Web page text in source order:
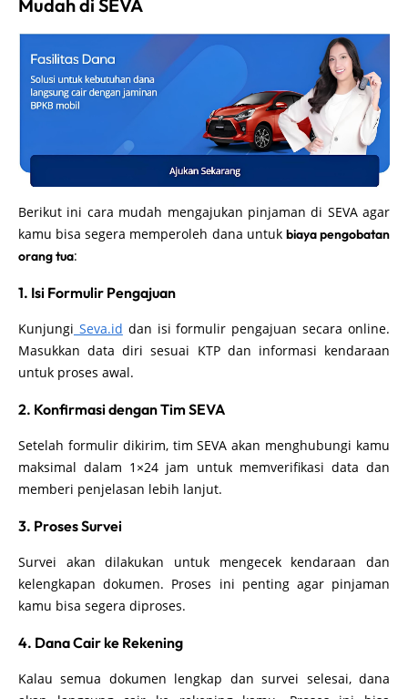
Mudah di SEVA
Berikut ini cara mudah mengajukan pinjaman di SEVA agar
kamu bisa segera memperoleh dana untuk biaya pengobatan
orang tua:
1. Isi Formulir Pengajuan
Kunjungi Seva.id dan isi formulir pengajuan secara online.
Masukkan data diri sesuai KTP dan informasi kendaraan
untuk proses awal.
2. Konfirmasi dengan Tim SEVA
Setelah formulir dikirim, tim SEVA akan menghubungi kamu
maksimal dalam 1×24 jam untuk memverifikasi data dan
memberi penjelasan lebih lanjut.
3. Proses Survei
Survei akan dilakukan untuk mengecek kendaraan dan
kelengkapan dokumen. Proses ini penting agar pinjaman
kamu bisa segera diproses.
4. Dana Cair ke Rekening
Kalau semua dokumen lengkap dan survei selesai, dana